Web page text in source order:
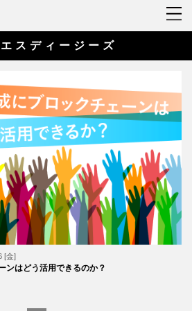
スディージーズ
[金]
ンはどう活用できるのか？